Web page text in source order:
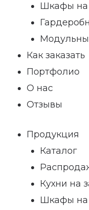
Шкафы на
Как заказать
Портфолио
О нас
Отзывы
Продукция
Каталог
Кухни на
Шкафы на